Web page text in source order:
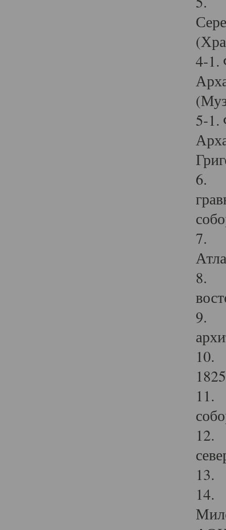
4-1.
5-1.
6.
7.
8.
9.
10.
11.
12.
13.
14.